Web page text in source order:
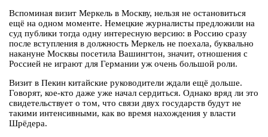
Вспоминая визит Меркель в Москву, нельзя не остановиться
ещё на одном моменте. Немецкие журналисты предложили на
суд публики тогда одну интересную версию: в Россию сразу
после вступления в должность Меркель не поехала, буквально
накануне Москвы посетила Вашингтон, значит, отношения с
Россией не играют для Германии уж очень большой роли.
Визит в Пекин китайские руководители ждали ещё дольше.
Говорят, кое-кто даже уже начал сердиться. Однако вряд ли это
свидетельствует о том, что связи двух государств будут не
такими интенсивными, как во время нахождения у власти
Шрёдера.